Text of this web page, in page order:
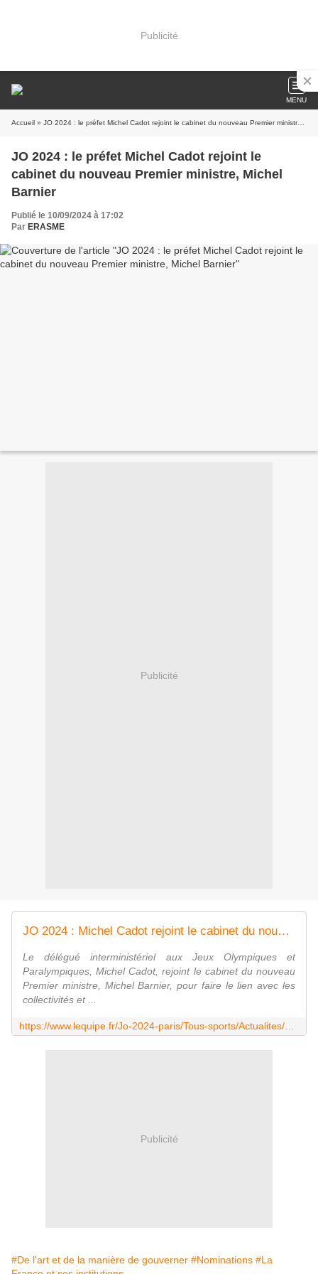
Publicité
MENU
Accueil » JO 2024 : le préfet Michel Cadot rejoint le cabinet du nouveau Premier ministre, Michel Barnier
JO 2024 : le préfet Michel Cadot rejoint le
cabinet du nouveau Premier ministre, Michel
Barnier
Publié le 10/09/2024 à 17:02
Par ERASME
Publicité
JO 2024 : Michel Cadot rejoint le cabinet du nouveau Premier ministre, Michel Barnier
Le délégué interministériel aux Jeux Olympiques et
Paralympiques, Michel Cadot, rejoint le cabinet du nouveau
Premier ministre, Michel Barnier, pour faire le lien avec les
collectivités et ...
Publicité
#De l'art et de la manière de gouverner #Nominations #La